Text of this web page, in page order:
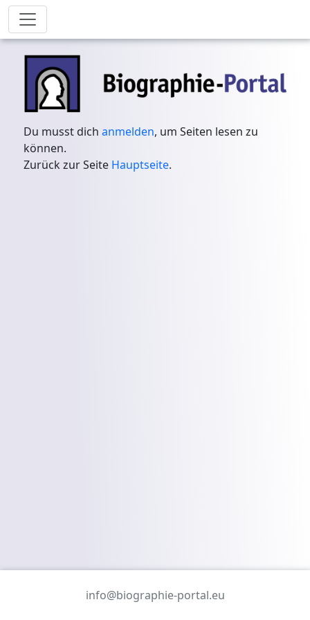
Du musst dichanmelden, um Seiten lesen zu
können.
Zurück zur Seite Hauptseite.
info@biographie-portal.eu